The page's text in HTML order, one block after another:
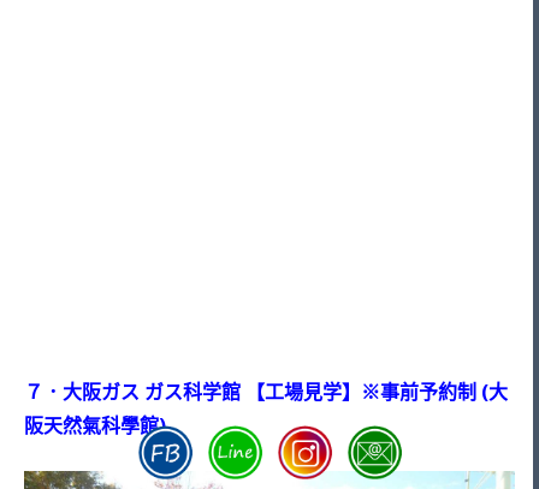
７．大阪ガス ガス科学館 【工場見学】※事前予約制 (大
阪天然氣科學館)